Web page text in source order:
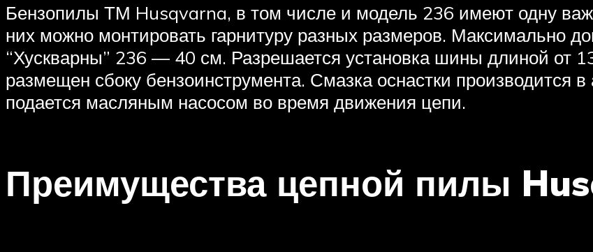
Бензопилы ТМ Husqvarna, в том числе и модель 236 имеют одну
них можно монтировать гарнитуру разных размеров. Максимально
“Хускварны” 236 — 40 см. Разрешается установка шины длиной от
размещен сбоку бензоинструмента. Смазка оснастки производится
подается масляным насосом во время движения цепи.
Преимущества цепной пилы